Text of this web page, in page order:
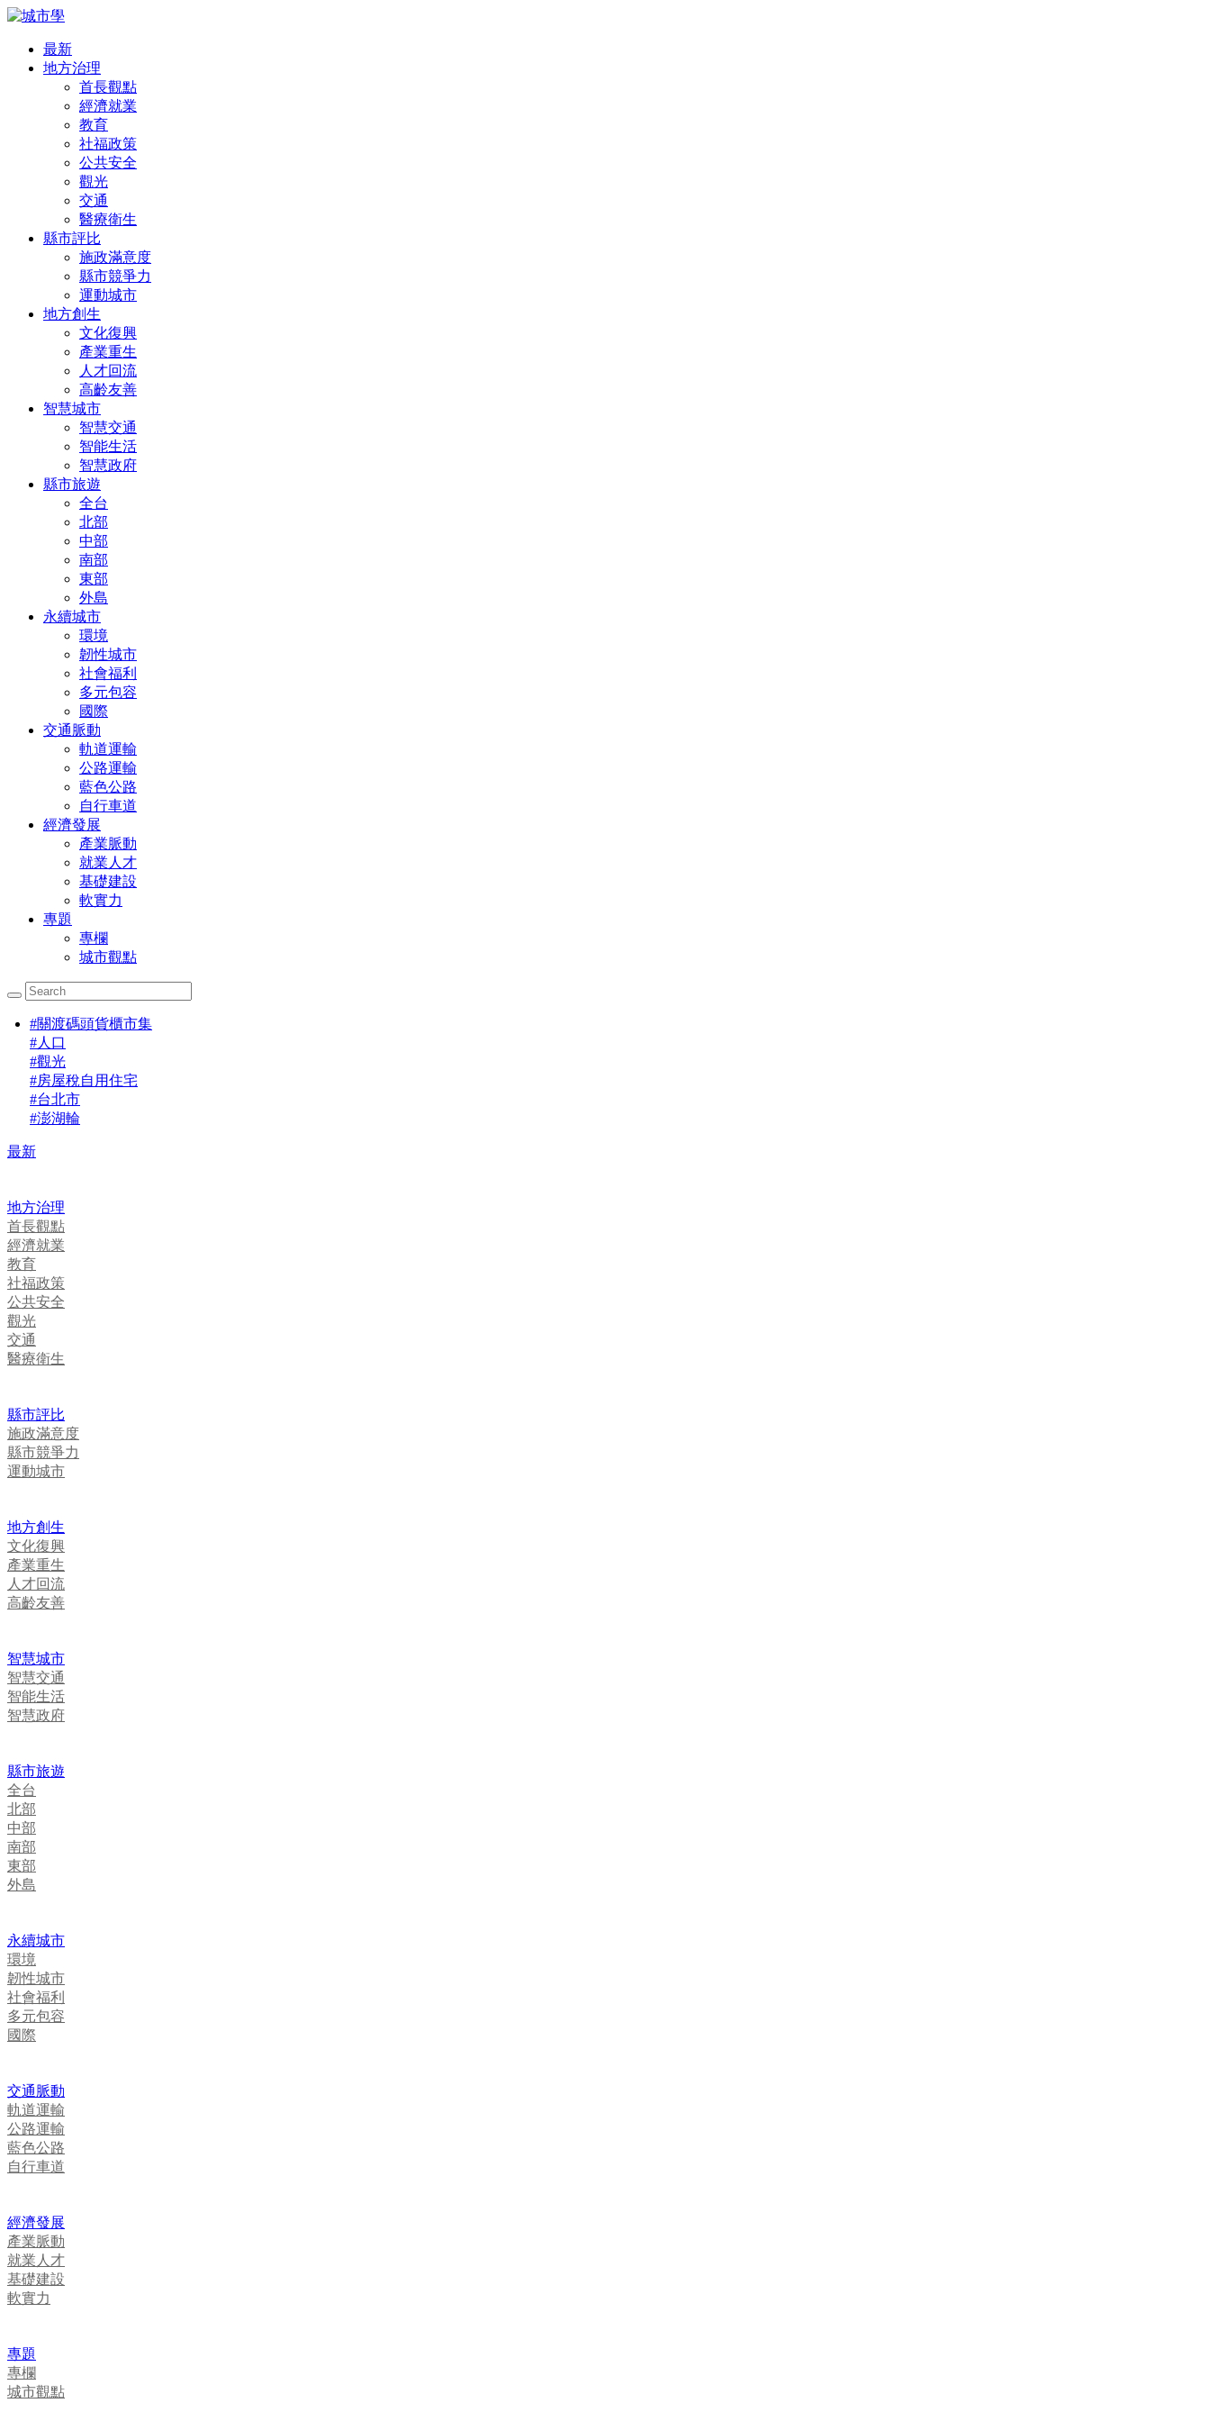
最新
地方治理
首長觀點
經濟就業
教育
社福政策
公共安全
觀光
交通
醫療衛生
縣市評比
施政滿意度
縣市競爭力
運動城市
地方創生
文化復興
產業重生
人才回流
高齡友善
智慧城市
智慧交通
智能生活
智慧政府
縣市旅遊
全台
北部
中部
南部
東部
外島
永續城市
環境
韌性城市
社會福利
多元包容
國際
交通脈動
軌道運輸
公路運輸
藍色公路
自行車道
經濟發展
產業脈動
就業人才
基礎建設
軟實力
專題
專欄
城市觀點
#關渡碼頭貨櫃市集
#人口
#觀光
#房屋稅自用住宅
#台北市
#澎湖輪
最新
地方治理
首長觀點
經濟就業
教育
社福政策
公共安全
觀光
交通
醫療衛生
縣市評比
施政滿意度
縣市競爭力
運動城市
地方創生
文化復興
產業重生
人才回流
高齡友善
智慧城市
智慧交通
智能生活
智慧政府
縣市旅遊
全台
北部
中部
南部
東部
外島
永續城市
環境
韌性城市
社會福利
多元包容
國際
交通脈動
軌道運輸
公路運輸
藍色公路
自行車道
經濟發展
產業脈動
就業人才
基礎建設
軟實力
專題
專欄
城市觀點